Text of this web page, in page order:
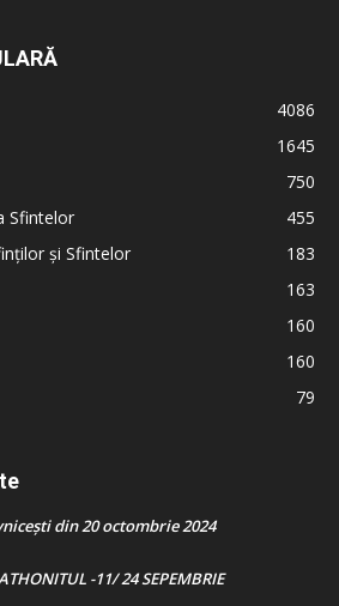
4086
1645
750
Sfintelor
455
și Sfintelor
183
163
160
160
79
din 20 octombrie 2024
-11/ 24 SEPEMBRIE